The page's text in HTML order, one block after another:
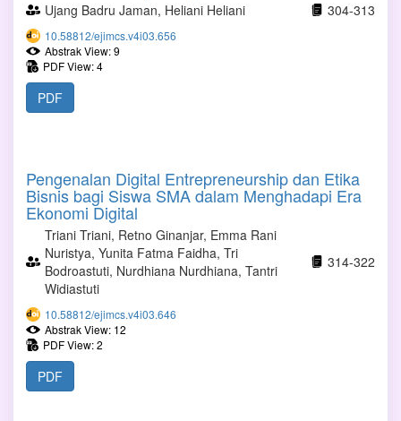
Ujang Badru Jaman, Heliani Heliani 304-313
10.58812/ejimcs.v4i03.656
Abstrak View: 9
PDF View: 4
PDF
Pengenalan Digital Entrepreneurship dan Etika
Bisnis bagi Siswa SMA dalam Menghadapi Era
Ekonomi Digital
Triani Triani, Retno Ginanjar, Emma Rani
Nuristya, Yunita Fatma Faidha, Tri
Bodroastuti, Nurdhiana Nurdhiana, Tantri
Widiastuti
314-322
10.58812/ejimcs.v4i03.646
Abstrak View: 12
PDF View: 2
PDF